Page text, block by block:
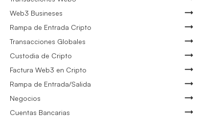
Web3 Busineses
Rampa de Entrada Cripto
Transacciones Globales
Custodia de Cripto
Factura Web3 en Cripto
Rampa de Entrada/Salida
Negocios
Cuentas Bancarias